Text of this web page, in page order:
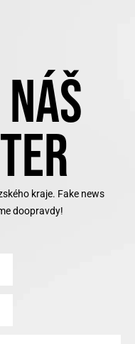
kraje. Fake news
doopravdy!